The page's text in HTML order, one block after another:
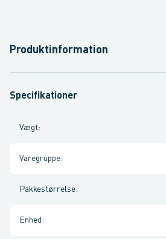
Produktinformation
Specifikationer
Vægt:
Varegruppe:
Pakkestørrelse:
Enhed :